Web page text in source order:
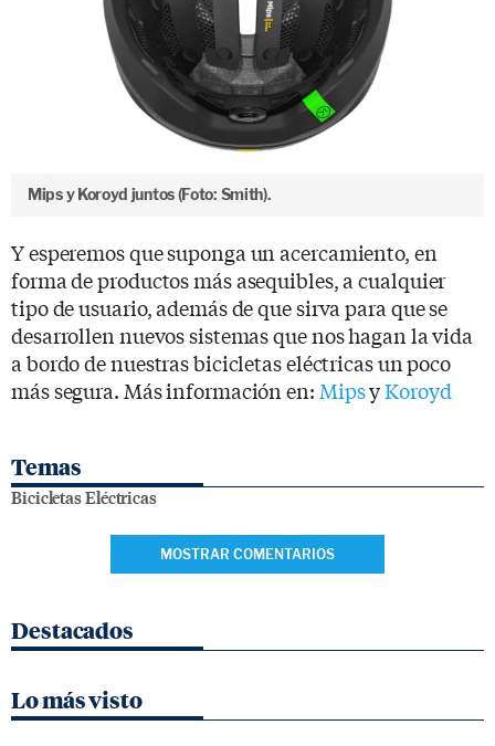
Mips y Koroyd juntos (Foto: Smith).
Y esperemos que suponga un acercamiento, en
forma de productos más asequibles, a cualquier
tipo de usuario, además de que sirva para que se
desarrollen nuevos sistemas que nos hagan la vida
a bordo de nuestras bicicletas eléctricas un poco
más segura. Más información en: MipsyKoroyd
Temas
Bicicletas Eléctricas
MOSTRAR COMENTARIOS
Destacados
Lo más visto